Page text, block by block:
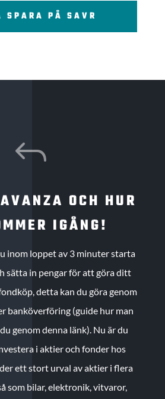
SPARA PÅ SAVR
J
OCH HUR
IGÅNG!
inom loppet av 3 minuter starta
sätta in pengar för att göra ditt
detta kan du göra genom
banköverföring (guide hur man
genom denna länk). Nu är du
i aktier och fonder hos
ett stort urval av aktier i flera
som bilar, elektronik, vitvaror,